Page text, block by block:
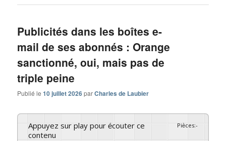
Publicités dans les boîtes e-
mail de ses abonnés : Orange
sanctionné, oui, mais pas de
triple peine
Publié le10 juillet 2026parCharles de Laubier
Appuyez sur play pour écouter ce
contenu
Pièces:-